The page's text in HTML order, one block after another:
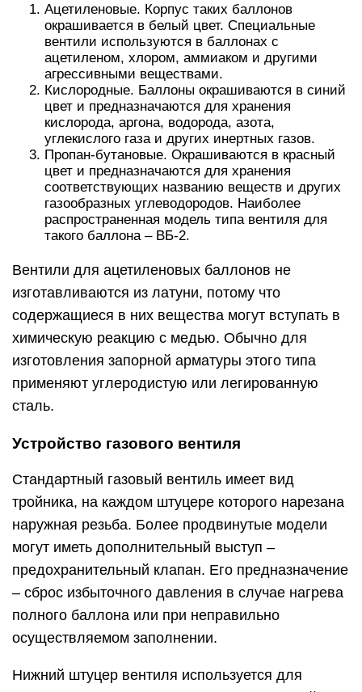
Ацетиленовые. Корпус таких баллонов
окрашивается в белый цвет. Специальные
вентили используются в баллонах с
ацетиленом, хлором, аммиаком и другими
агрессивными веществами.
Кислородные. Баллоны окрашиваются в синий
цвет и предназначаются для хранения
кислорода, аргона, водорода, азота,
углекислого газа и других инертных газов.
Пропан-бутановые. Окрашиваются в красный
цвет и предназначаются для хранения
соответствующих названию веществ и других
газообразных углеводородов. Наиболее
распространенная модель типа вентиля для
такого баллона – ВБ-2.
Вентили для ацетиленовых баллонов не
изготавливаются из латуни, потому что
содержащиеся в них вещества могут вступать в
химическую реакцию с медью. Обычно для
изготовления запорной арматуры этого типа
применяют углеродистую или легированную
сталь.
Устройство газового вентиля
Стандартный газовый вентиль имеет вид
тройника, на каждом штуцере которого нарезана
наружная резьба. Более продвинутые модели
могут иметь дополнительный выступ –
предохранительный клапан. Его предназначение
– сброс избыточного давления в случае нагрева
полного баллона или при неправильно
осуществляемом заполнении.
Нижний штуцер вентиля используется для